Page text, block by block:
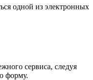
одной из электронных
сервиса, следуя
форму.